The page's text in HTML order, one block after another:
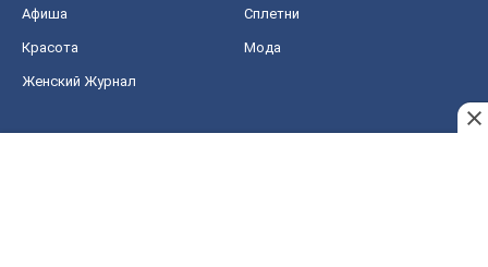
Афиша Сплетни
Красота Мода
Женский Журнал